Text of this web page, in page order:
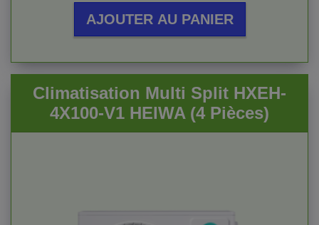
AJOUTER AU PANIER
Climatisation Multi Split HXEH-
4X100-V1 HEIWA (4 Pièces)